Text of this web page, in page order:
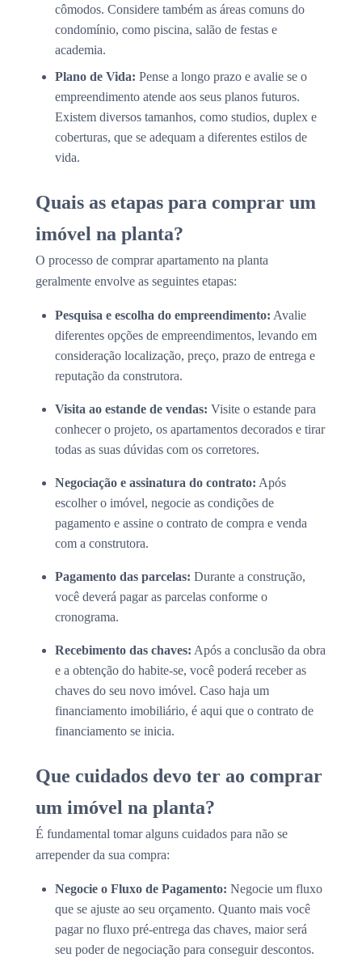
cômodos. Considere também as áreas comuns do
condomínio, como piscina, salão de festas e
academia.
Plano de Vida: Pense a longo prazo e avalie se o
empreendimento atende aos seus planos futuros.
Existem diversos tamanhos, como studios, duplex e
coberturas, que se adequam a diferentes estilos de
vida.
Quais as etapas para comprar um
imóvel na planta?
O processo de comprar apartamento na planta
geralmente envolve as seguintes etapas:
Pesquisa e escolha do empreendimento: Avalie
diferentes opções de empreendimentos, levando em
consideração localização, preço, prazo de entrega e
reputação da construtora.
Visita ao estande de vendas: Visite o estande para
conhecer o projeto, os apartamentos decorados e tirar
todas as suas dúvidas com os corretores.
Negociação e assinatura do contrato: Após
escolher o imóvel, negocie as condições de
pagamento e assine o contrato de compra e venda
com a construtora.
Pagamento das parcelas: Durante a construção,
você deverá pagar as parcelas conforme o
cronograma.
Recebimento das chaves: Após a conclusão da obra
e a obtenção do habite-se, você poderá receber as
chaves do seu novo imóvel. Caso haja um
financiamento imobiliário, é aqui que o contrato de
financiamento se inicia.
Que cuidados devo ter ao comprar
um imóvel na planta?
É fundamental tomar alguns cuidados para não se
arrepender da sua compra:
Negocie o Fluxo de Pagamento: Negocie um fluxo
que se ajuste ao seu orçamento. Quanto mais você
pagar no fluxo pré-entrega das chaves, maior será
seu poder de negociação para conseguir descontos.